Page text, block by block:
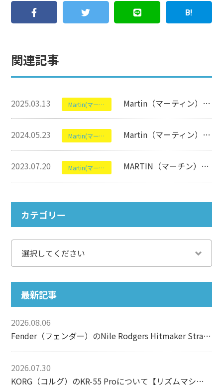
関連記事
2025.03.13 Martin(マーティン) Martin（マーティン）のSC-13Eについて【アコースティックギター】
2024.05.23 Martin(マーティン) Martin（マーティン）のSC-10Eについて【電子アコースティックギター】
2023.07.20 Martin(マーティン) MARTIN（マーチン）のD-35について【アコースティックギター】
カテゴリー
最新記事
2026.08.06
Fender（フェンダー）のNile Rodgers Hitmaker Stratocasterについて【エレキギター】
2026.07.30
KORG（コルグ）のKR-55 Proについて【リズムマシン】